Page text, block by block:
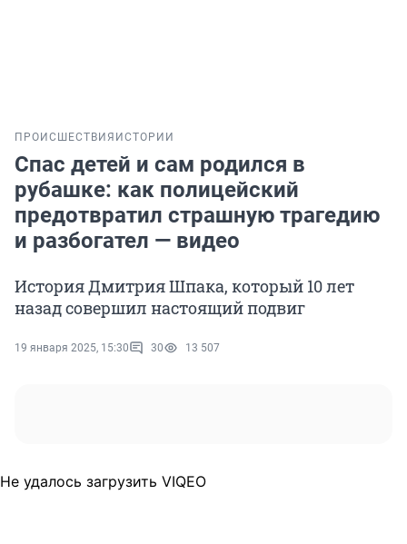
ПРОИСШЕСТВИЯ ИСТОРИИ
Спас детей и сам родился в
рубашке: как полицейский
предотвратил страшную трагедию
и разбогател — видео
История Дмитрия Шпака, который 10 лет
назад совершил настоящий подвиг
19 января 2025, 15:30 30 13 507
Не удалось загрузить VIQEO